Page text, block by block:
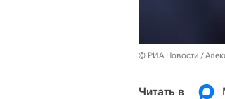
© РИА Новости /
Читать в